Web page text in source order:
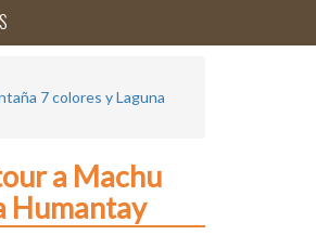
7 colores y Laguna
a Machu
Humantay